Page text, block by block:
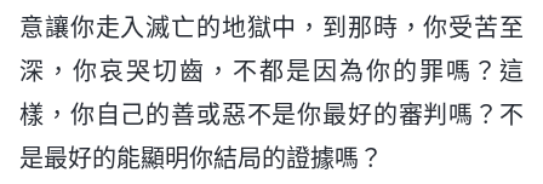
意讓你走入滅亡的地獄中，到那時，你受苦至
深，你哀哭切齒，不都是因為你的罪嗎？這
樣，你自己的善或惡不是你最好的審判嗎？不
是最好的能顯明你結局的證據嗎？